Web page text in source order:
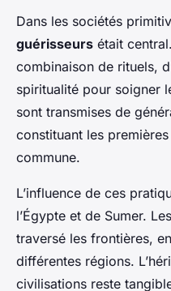
Dans les sociétés
guérisseurs était
combinaison de rituels,
spiritualité pour soigner
sont transmises de
constituant les
commune.
L’influence de ces
l’Égypte et de Sumer.
traversé les frontières,
différentes régions.
civilisations reste